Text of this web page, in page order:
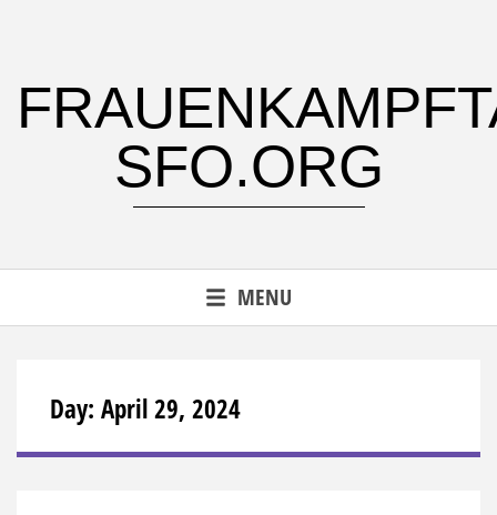
SFO.ORG
MENU
Day: April 29, 2024